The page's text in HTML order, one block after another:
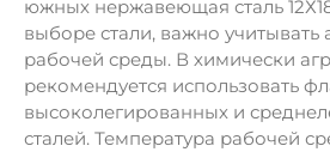
южных нержавеющая сталь
выборе стали, важно учитывать
рабочей среды. В химически
рекомендуется использовать
высоколегированных и
сталей. Температура рабочей